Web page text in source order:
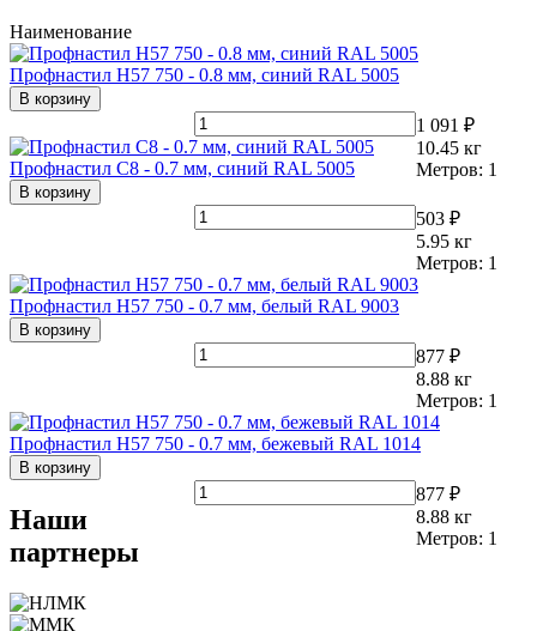
Наименование
Профнастил Н57 750 - 0.8 мм, синий RAL 5005
В корзину
1 091 ₽
10.45 кг
Метров: 1
Профнастил С8 - 0.7 мм, синий RAL 5005
В корзину
503 ₽
5.95 кг
Метров: 1
Профнастил Н57 750 - 0.7 мм, белый RAL 9003
В корзину
877 ₽
8.88 кг
Метров: 1
Профнастил Н57 750 - 0.7 мм, бежевый RAL 1014
В корзину
877 ₽
8.88 кг
Метров: 1
Наши
партнеры